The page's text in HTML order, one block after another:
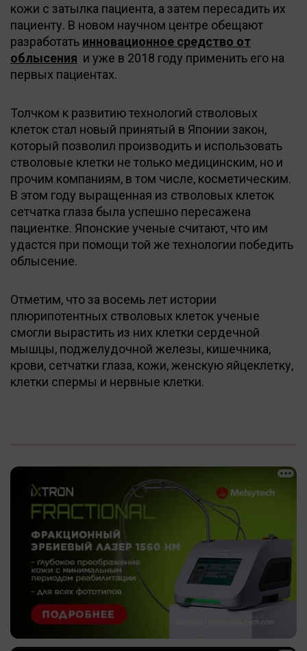
кожи с затылка пациента, а затем пересадить их
пациенту. В новом научном центре обещают
разработать инновационное средство от
облысения и уже в 2018 году применить его на
первых пациентах.
Толчком к развитию технологий стволовых
клеток стал новый принятый в Японии закон,
который позволил производить и использовать
стволовые клетки не только медицинским, но и
прочим компаниям, в том числе, косметическим.
В этом году выращенная из стволовых клеток
сетчатка глаза была успешно пересажена
пациентке. Японские ученые считают, что им
удастся при помощи той же технологии победить
облысение.
Отметим, что за восемь лет истории
плюрипотентных стволовых клеток ученые
смогли вырастить из них клетки сердечной
мышцы, поджелудочной железы, кишечника,
крови, сетчатки глаза, кожи, женскую яйцеклетку,
клетки спермы и нервные клетки.